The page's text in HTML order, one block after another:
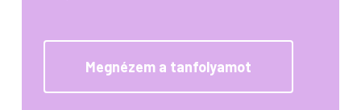
Megnézem a tanfolyamot